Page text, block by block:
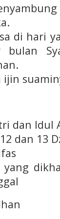
di hari
ijin
dan Idul
dan 13